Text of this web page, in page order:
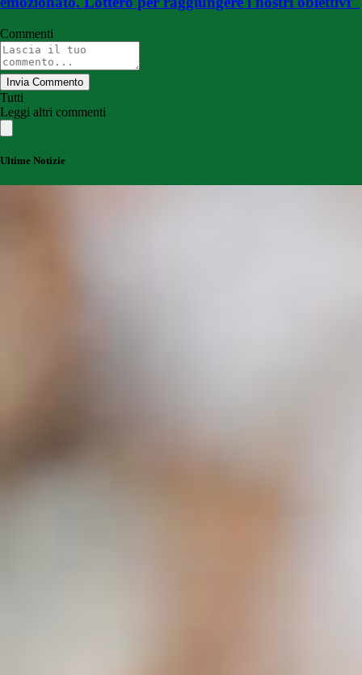
Commenti
Invia Commento
Tutti
Leggi altri commenti
Ultime Notizie